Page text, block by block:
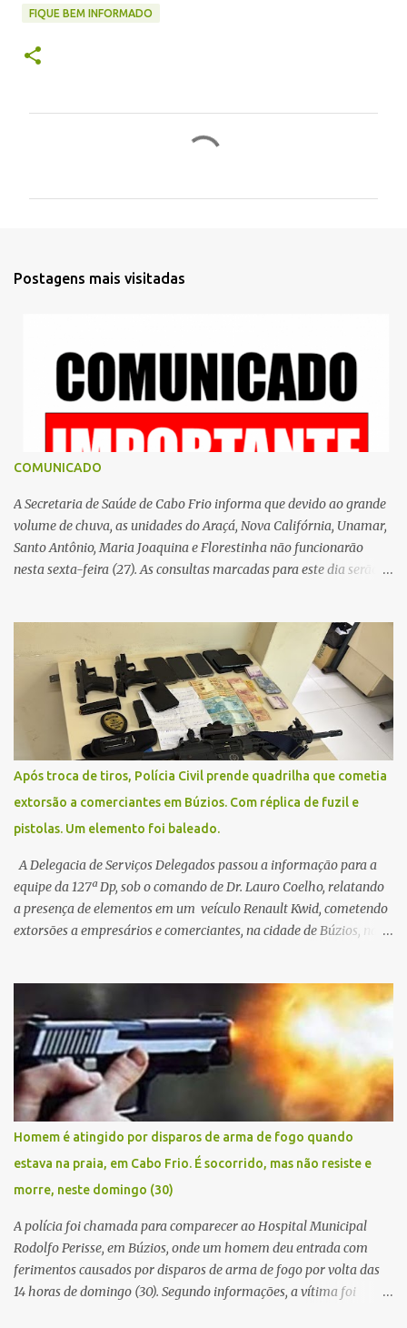
FIQUE BEM INFORMADO
Postagens mais visitadas
COMUNICADO
A Secretaria de Saúde de Cabo Frio informa que devido ao grande
volume de chuva, as unidades do Araçá, Nova Califórnia, Unamar,
Santo Antônio, Maria Joaquina e Florestinha não funcionarão
nesta sexta-feira (27). As consultas marcadas para este dia serão
Contamos com a compreensão de toda população, pois se trata de
uma situação climática que foge ao controle da administração
pública.
Após troca de tiros, Polícia Civil prende quadrilha que cometia
extorsão a comerciantes em Búzios. Com réplica de fuzil e
pistolas. Um elemento foi baleado.
A Delegacia de Serviços Delegados passou a informação para a
equipe da 127ª Dp, sob o comando de Dr. Lauro Coelho, relatando
a presença de elementos em um veículo Renault Kwid, cometendo
extorsões a empresários e comerciantes, na cidade de Búzios, na
fugir da cidade Buziana. Um dos detidos é policial civil e este foi
baleado na perna na troca de tiros . Na ocorrência, três armas,
pistolas e uma réplica de fuzil, foram apreendidas. O homem
baleado foi identificado como Claudio Bastos, conhecido no meio
político.
Homem é atingido por disparos de arma de fogo quando
estava na praia, em Cabo Frio. É socorrido, mas não resiste e
morre, neste domingo (30)
A polícia foi chamada para comparecer ao Hospital Municipal
Rodolfo Perisse, em Búzios, onde um homem deu entrada com
ferimentos causados por disparos de arma de fogo por volta das
14 horas de domingo (30). Segundo informações, a vítima foi